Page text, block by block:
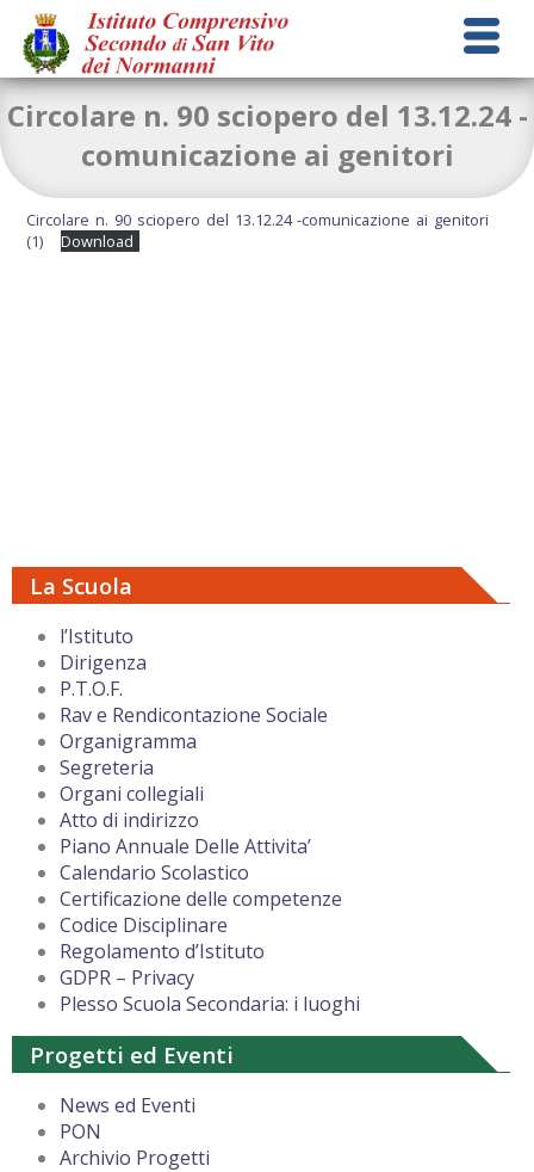
La Scuola
l’Istituto
Dirigenza
P.T.O.F.
Rav e Rendicontazione Sociale
Organigramma
Segreteria
Organi collegiali
Atto di indirizzo
Piano Annuale Delle Attivita’
Calendario Scolastico
Certificazione delle competenze
Codice Disciplinare
Regolamento d’Istituto
GDPR – Privacy
Plesso Scuola Secondaria: i luoghi
Progetti ed Eventi
News ed Eventi
PON
Archivio Progetti
Circolare n. 90 sciopero del 13.12.24 -
comunicazione ai genitori
Circolare n. 90 sciopero del 13.12.24 -comunicazione ai genitori
(1)
Download